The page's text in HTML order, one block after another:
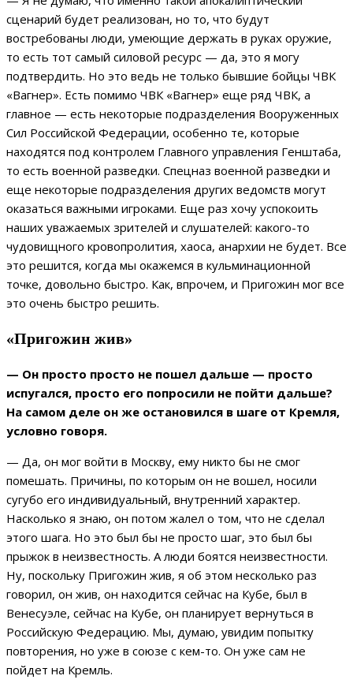
сценарий будет реализован, но то, что будут
востребованы люди, умеющие держать в руках оружие,
то есть тот самый силовой ресурс — да, это я могу
подтвердить. Но это ведь не только бывшие бойцы ЧВК
«Вагнер». Есть помимо ЧВК «Вагнер» еще ряд ЧВК, а
главное — есть некоторые подразделения Вооруженных
Сил Российской Федерации, особенно те, которые
находятся под контролем Главного управления Генштаба,
то есть военной разведки. Спецназ военной разведки и
еще некоторые подразделения других ведомств могут
оказаться важными игроками. Еще раз хочу успокоить
наших уважаемых зрителей и слушателей: какого-то
чудовищного кровопролития, хаоса, анархии не будет. Все
это решится, когда мы окажемся в кульминационной
точке, довольно быстро. Как, впрочем, и Пригожин мог все
это очень быстро решить.
«Пригожин жив»
— Он просто просто не пошел дальше — просто
испугался, просто его попросили не пойти дальше?
На самом деле он же остановился в шаге от Кремля,
условно говоря.
— Да, он мог войти в Москву, ему никто бы не смог
помешать. Причины, по которым он не вошел, носили
сугубо его индивидуальный, внутренний характер.
Насколько я знаю, он потом жалел о том, что не сделал
этого шага. Но это был бы не просто шаг, это был бы
прыжок в неизвестность. А люди боятся неизвестности.
Ну, поскольку Пригожин жив, я об этом несколько раз
говорил, он жив, он находится сейчас на Кубе, был в
Венесуэле, сейчас на Кубе, он планирует вернуться в
Российскую Федерацию. Мы, думаю, увидим попытку
повторения, но уже в союзе с кем-то. Он уже сам не
пойдет на Кремль.